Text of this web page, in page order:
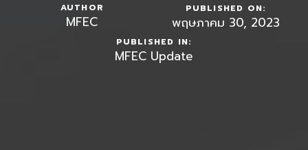
AUTHOR
MFEC
PUBLISHED ON:
พฤษภาคม 30, 2023
PUBLISHED IN:
MFEC Update